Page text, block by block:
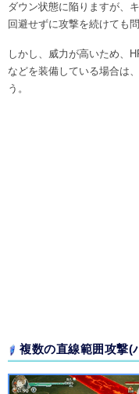
ダウン状態に陥りますが、
回避せずに攻撃を続けても
しかし、威力が高いため、
などを装備している場合は
う。
複数の直線範囲攻撃(